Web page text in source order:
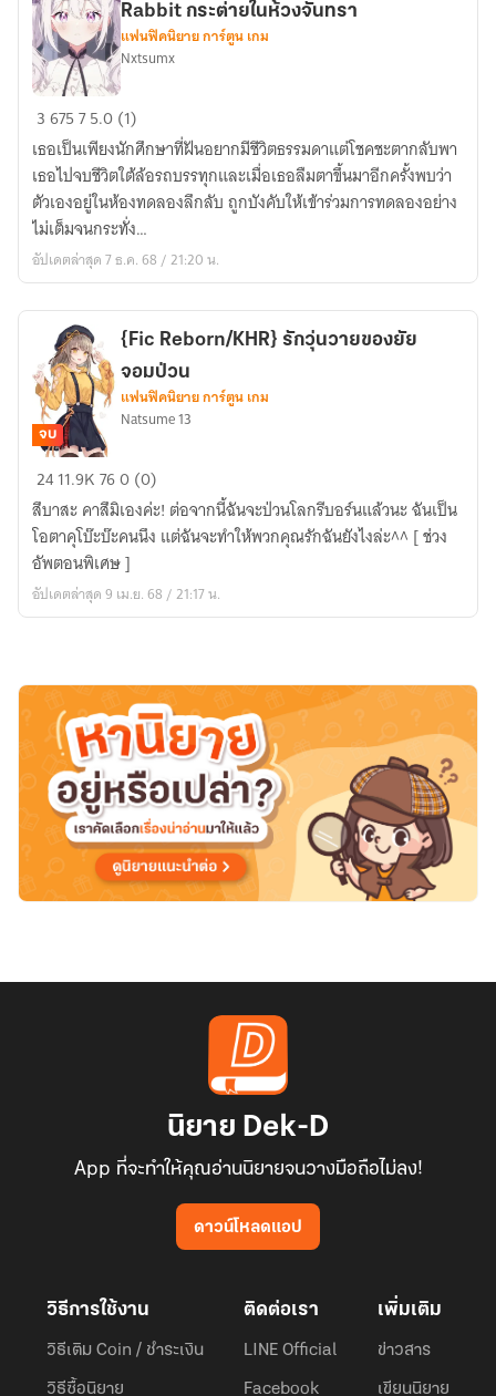
[Fic
Reborn/KHR]
White
Moon’s
Rabbit
กระต่าย
ใน
จันทรา
Rabbit กระต่ายในห้วงจันทรา
แฟนฟิคนิยาย การ์ตูน เกม
Nxtsumx
367575.0 (1)
เธอเป็นเพียงนักศึกษาที่ฝันอยากมีชีวิตธรรมดาแต่โชคชะตากลับพา
เธอไปจบชีวิตใต้ล้อรถบรรทุกและเมื่อเธอลืมตาขึ้นมาอีกครั้งพบว่า
ตัวเองอยู่ในห้องทดลองลึกลับ ถูกบังคับให้เข้าร่วมการทดลองอย่าง
ไม่เต็มจนกระทั่ง…
อัปเดตล่าสุด 7 ธ.ค. 68 / 21:20 น.
{Fic
Reborn/KHR}
รัก
วุ่น
วาย
ของ
ป่วน
จบ
{Fic Reborn/KHR} รักวุ่นวายของยัย
จอมป่วน
แฟนฟิคนิยาย การ์ตูน เกม
Natsume 13
2411.9K760 (0)
สึบาสะ คาสึมิเองค่ะ! ต่อจากนี้ฉันจะป่วนโลกรีบอร์นแล้วนะ ฉันเป็น
โอตาคุโบ๊ะบ๊ะคนนึง แต่ฉันจะทำให้พวกคุณรักฉันยังไงล่ะ^^ [ ช่วง
อัพตอนพิเศษ ]
อัปเดตล่าสุด 9 เม.ย. 68 / 21:17 น.
นิยาย Dek-D
App ที่จะทำให้คุณอ่านนิยายจนวางมือถือไม่ลง!
ดาวน์โหลดแอป
วิธีการใช้งาน
วิธีเติม Coin / ชำระเงิน
วิธีซื้อนิยาย
ติดต่อเรา
LINE Official
Facebook
เพิ่มเติม
ข่าวสาร
เขียนนิยาย